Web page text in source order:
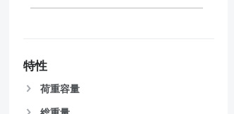
特性
荷重容量